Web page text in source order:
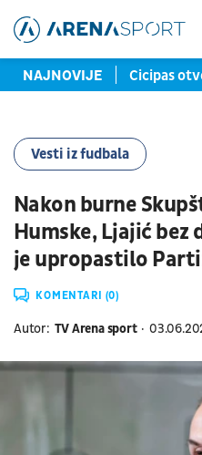
NAJNOVIJE
je Belgija Cicipas
Vesti iz fudbala
Nakon burne
Humske, Ljajić bez
je upropastilo
KOMENTARI (0)
Autor: TV Arena sport